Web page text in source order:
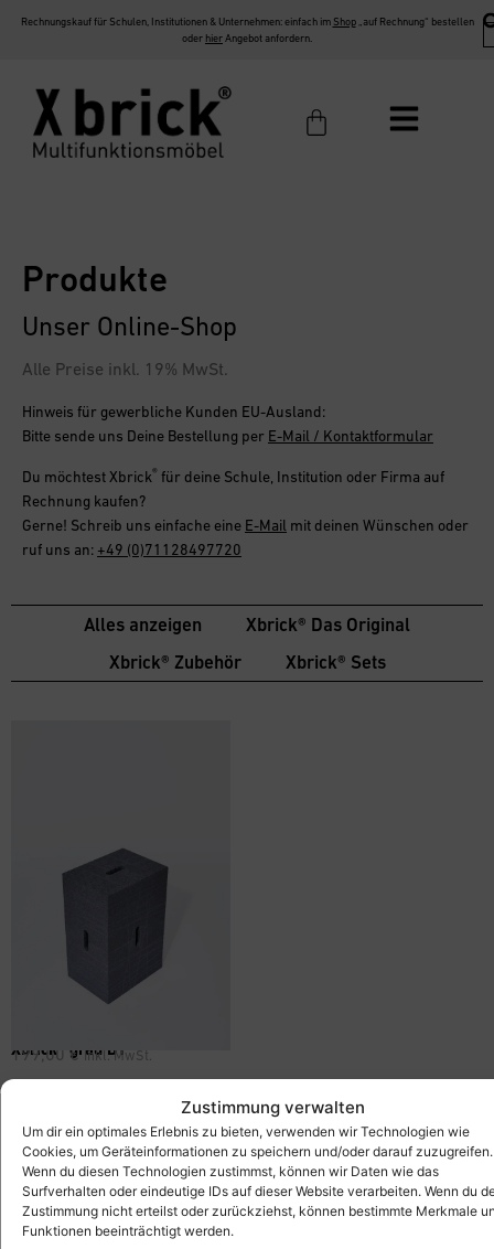
Zustimmung verwalten
Um dir ein optimales Erlebnis zu bieten, verwenden wir Technologien wie
Cookies, um Geräteinformationen zu speichern und/oder darauf zuzugreifen.
Wenn du diesen Technologien zustimmst, können wir Daten wie das
Surfverhalten oder eindeutige IDs auf dieser Website verarbeiten. Wenn du
Zustimmung nicht erteilst oder zurückziehst, können bestimmte Merkmale
Funktionen beeinträchtigt werden.
Rechnungskauf für Schulen, Institutionen & Unternehmen: einfach im Shop„auf Rechnung“ bestellen
oder hier Angebot anfordern.
Hinweis für gewerbliche Kunden EU-Ausland:
Bitte sende uns Deine Bestellung per E-Mail / Kontaktformular
Du möchtest Xbrick® für deine Schule, Institution oder Firma auf
Rechnung kaufen?
Gerne! Schreib uns einfache eine E-Mail mit deinen Wünschen oder
ruf uns an: +49 (0)71128497720
Produkte
Unser Online-Shop
Alle Preise inkl. 19% MwSt.
Alles anzeigen
Xbrick® Das Original
Xbrick® Zubehör
Xbrick® Sets
Xbrick® grau B1
199,00 € inkl. MwSt.
Xbrick®
designed by wd3_spatial design
wd3 GmbH
Seidenstraße 57